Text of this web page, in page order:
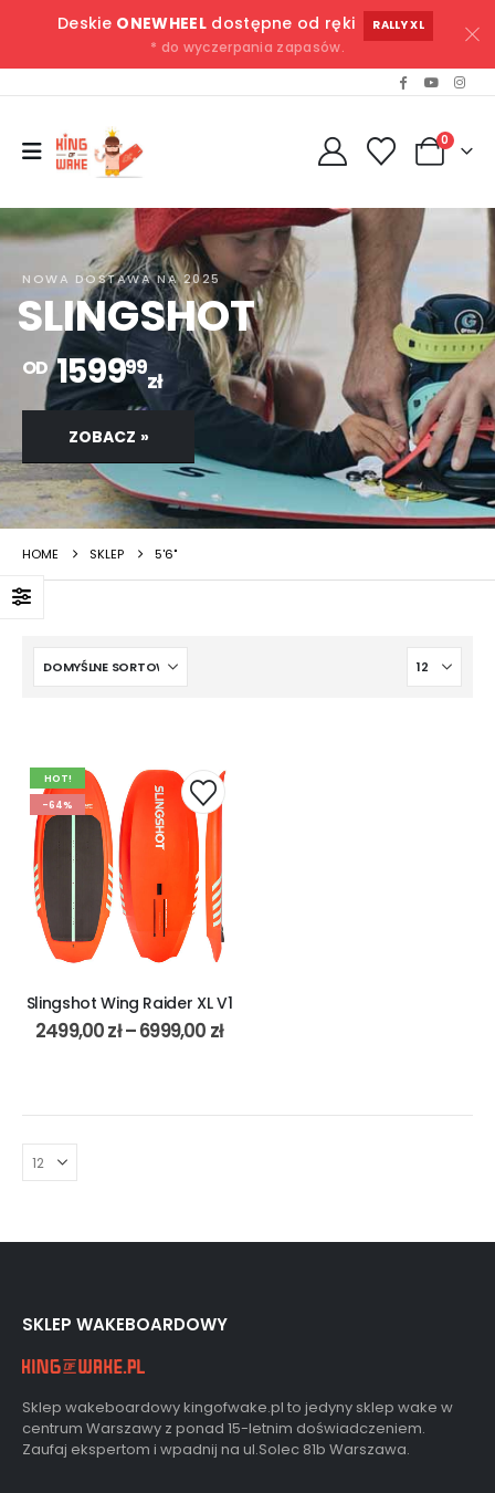
Deskie ONEWHEELdostępne od ręki RALLY XL
* do wyczerpania zapasów.
0
NOWA DOSTAWA NA 2025
SLINGSHOT
OD 159999
zł
ZOBACZ »
HOME SKLEP 5'6"
HOT!
-64%
Slingshot Wing Raider XL V1
2499,00zł–6999,00 zł
SKLEP WAKEBOARDOWY
Sklep wakeboardowy kingofwake.pl to jedyny sklep wake w
centrum Warszawy z ponad 15-letnim doświadczeniem.
Zaufaj ekspertom i wpadnij na ul.Solec 81b Warszawa.